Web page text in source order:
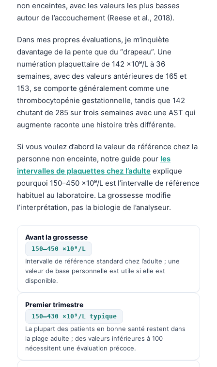
non enceintes, avec les valeurs les plus basses
autour de l’accouchement (Reese et al., 2018).
Dans mes propres évaluations, je m’inquiète
davantage de la pente que du “drapeau”. Une
numération plaquettaire de 142 ×10⁹/L à 36
semaines, avec des valeurs antérieures de 165 et
153, se comporte généralement comme une
thrombocytopénie gestationnelle, tandis que 142
chutant de 285 sur trois semaines avec une AST qui
augmente raconte une histoire très différente.
Si vous voulez d’abord la valeur de référence chez la
personne non enceinte, notre guide pour les
intervalles de plaquettes chez l’adulte explique
pourquoi 150–450 ×10⁹/L est l’intervalle de référence
habituel au laboratoire. La grossesse modifie
l’interprétation, pas la biologie de l’analyseur.
Avant la grossesse
150–450 ×10⁹/L
Intervalle de référence standard chez l’adulte ; une
valeur de base personnelle est utile si elle est
disponible.
Premier trimestre
150–430 ×10⁹/L typique
La plupart des patients en bonne santé restent dans
la plage adulte ; des valeurs inférieures à 100
nécessitent une évaluation précoce.